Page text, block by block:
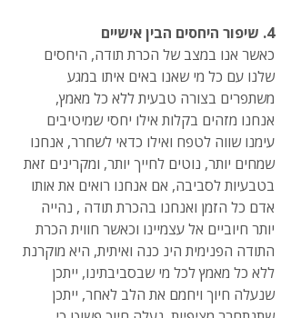
4. שיפור היחסים הבין אישיים
כאשר אנו במצב של הכרת תודה, היחסים
שלנו עם כל מי שאנו באים איתו במגע
משתפרים בצורה טבעית ללא כל מאמץ,
אנחנו מזהים בקלות אילו יחסי שמיטיבים
עימנו שווה לטפח ואילו כדאי לשחרר, אנחנו
שמחים יותר, נוטים לחייך יותר, ומקרינים זאת
בטבעיות לסביבה, אם אנחנו רואים את אותו
אדם כל הזמן ואנחנו בהכרת תודה , נהייה
יותר חיוביים אל עצמיינו וכאשר חווית הכרת
התודה הפנימית הינ כנה ואיתית, היא מוקרנת
ללא כל מאמץ לכל מי שבסביבתינו, ייתכן
שנעלה חיוך ויחמם את הלב לאחר, ייתכן